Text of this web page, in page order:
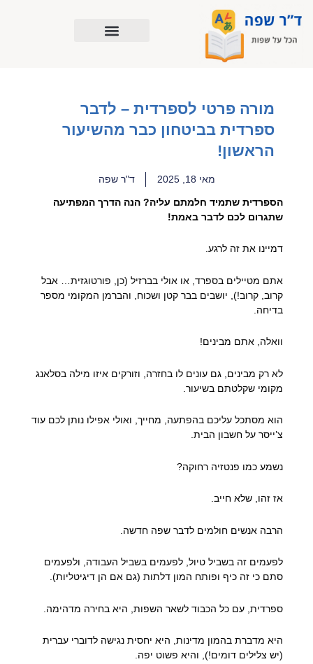
לתוכן
מורה פרטי לספרדית – לדבר
ספרדית בביטחון כבר מהשיעור
הראשון!
מאי 18, 2025 ד"ר שפה
הספרדית שתמיד חלמתם עליה? הנה הדרך המפתיעה
שתגרום לכם לדבר באמת!
דמיינו את זה לרגע.
אתם מטיילים בספרד, או אולי בברזיל (כן, פורטוגזית… אבל
קרוב, קרוב!), יושבים בבר קטן ושכוח, והברמן המקומי מספר
בדיחה.
וואלה, אתם מבינים!
לא רק מבינים, גם עונים לו בחזרה, וזורקים איזו מילה בסלאנג
מקומי שקלטתם בשיעור.
הוא מסתכל עליכם בהפתעה, מחייך, ואולי אפילו נותן לכם עוד
צ’ייסר על חשבון הבית.
נשמע כמו פנטזיה רחוקה?
אז זהו, שלא חייב.
הרבה אנשים חולמים לדבר שפה חדשה.
לפעמים זה בשביל טיול, לפעמים בשביל העבודה, ולפעמים
סתם כי זה כיף ופותח המון דלתות (גם אם הן דיגיטליות).
ספרדית, עם כל הכבוד לשאר השפות, היא בחירה מדהימה.
היא מדברת בהמון מדינות, היא יחסית נגישה לדוברי עברית
(יש צלילים דומים!), והיא פשוט יפה.